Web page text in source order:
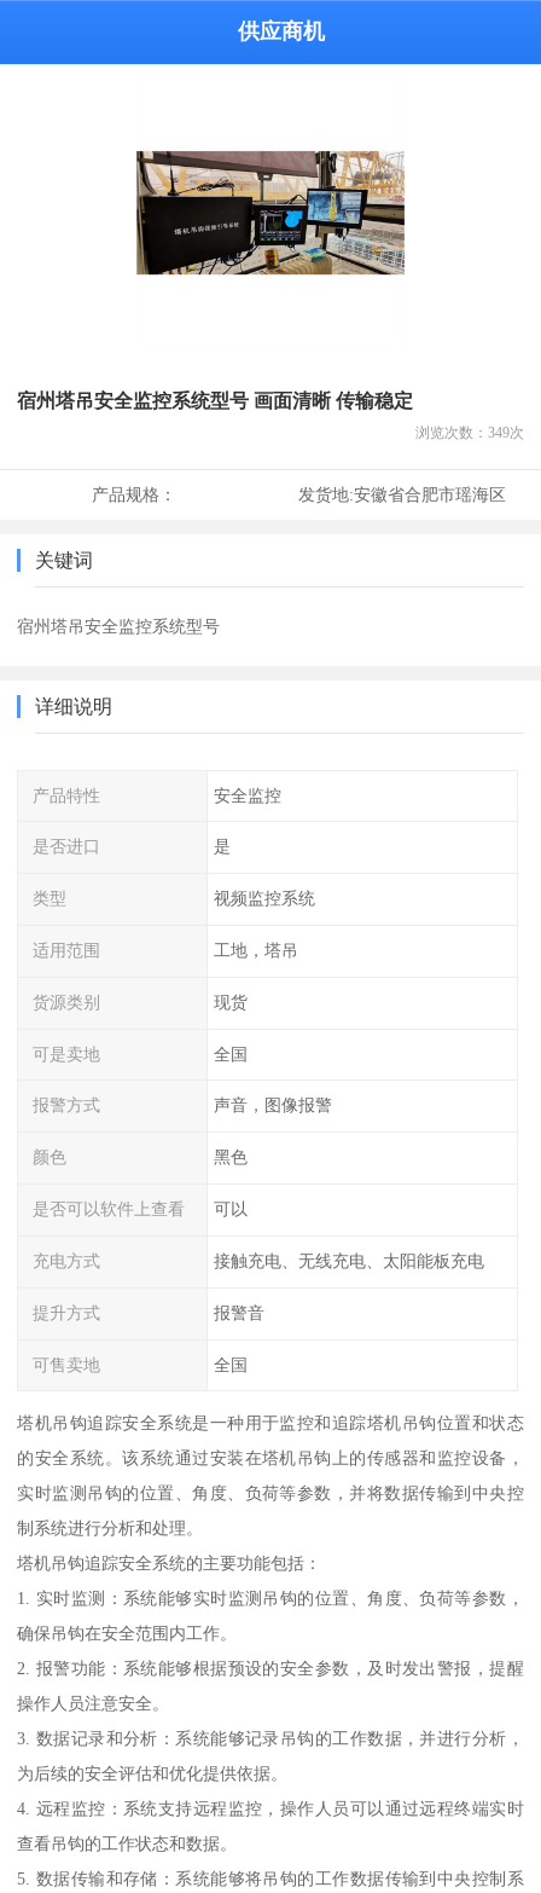
供应商机
宿州塔吊安全监控系统型号 画面清晰 传输稳定
浏览次数： 349次
产品规格： 发货地:安徽省合肥市瑶海区
关键词
宿州塔吊安全监控系统型号
详细说明
产品特性 安全监控
是否进口 是
类型 视频监控系统
适用范围 工地，塔吊
货源类别 现货
可是卖地 全国
报警方式 声音，图像报警
颜色 黑色
是否可以软件上查看 可以
充电方式 接触充电、无线充电、太阳能板充电
提升方式 报警音
可售卖地 全国
塔机吊钩追踪安全系统是一种用于监控和追踪塔机吊钩位置和状态
的安全系统。该系统通过安装在塔机吊钩上的传感器和监控设备，
实时监测吊钩的位置、角度、负荷等参数，并将数据传输到中央控
制系统进行分析和处理。
塔机吊钩追踪安全系统的主要功能包括：
1. 实时监测：系统能够实时监测吊钩的位置、角度、负荷等参数，
确保吊钩在安全范围内工作。
2. 报警功能：系统能够根据预设的安全参数，及时发出警报，提醒
操作人员注意安全。
3. 数据记录和分析：系统能够记录吊钩的工作数据，并进行分析，
为后续的安全评估和优化提供依据。
4. 远程监控：系统支持远程监控，操作人员可以通过远程终端实时
查看吊钩的工作状态和数据。
5. 数据传输和存储：系统能够将吊钩的工作数据传输到中央控制系